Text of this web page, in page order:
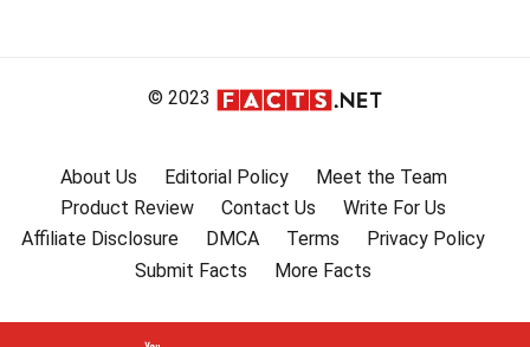
© 2023
About Us Editorial Policy
Meet the Team
Product Review
Contact Us
Write For Us
Affiliate Disclosure
DMCA Terms
Privacy Policy
Submit Facts
More Facts